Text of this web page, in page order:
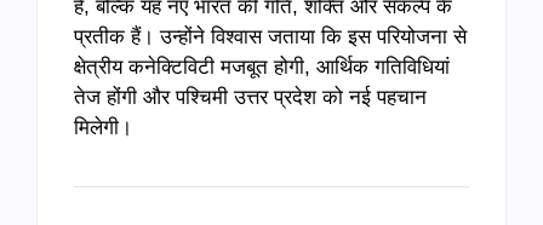
हैं, बल्कि यह नए भारत की गति, शक्ति और संकल्प के
प्रतीक हैं। उन्होंने विश्वास जताया कि इस परियोजना से
क्षेत्रीय कनेक्टिविटी मजबूत होगी, आर्थिक गतिविधियां
तेज होंगी और पश्चिमी उत्तर प्रदेश को नई पहचान
मिलेगी।